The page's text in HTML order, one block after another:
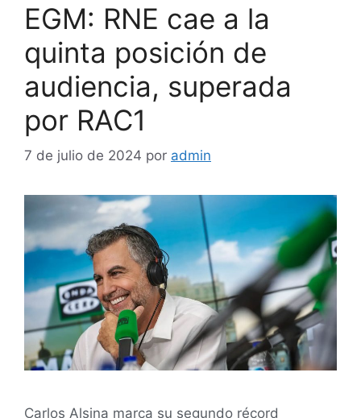
EGM: RNE cae a la
quinta posición de
audiencia, superada
por RAC1
7 de julio de 2024 por admin
Carlos Alsina marca su segundo récord